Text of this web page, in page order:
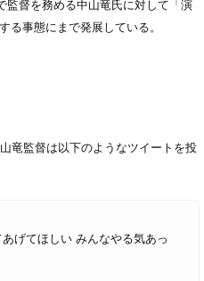
監督を務める中山竜氏に対して「演
事態にまで発展している。
竜監督は以下のようなツイートを投
げてほしい みんなやる気あっ